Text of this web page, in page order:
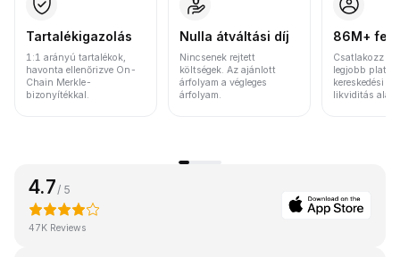
Tartalékigazolás
1:1 arányú tartalékok,
havonta ellenőrizve On-
Chain Merkle-
bizonyítékkal.
Nulla átváltási díj
Nincsenek rejtett
költségek. Az ajánlott
árfolyam a végleges
árfolyam.
86M+
Csatlakozz a
legjobb
kereskedési
likviditás
4.7 / 5
47K Reviews